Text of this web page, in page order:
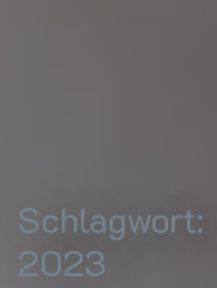
Schlagwort:
2023